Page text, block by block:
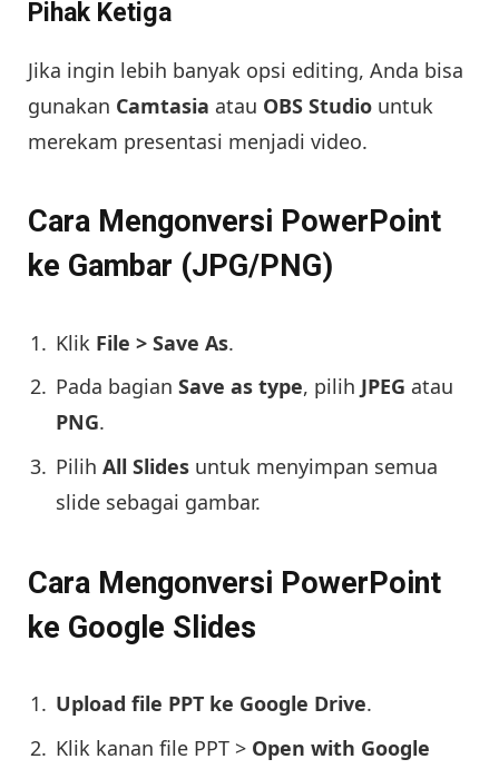
Pihak Ketiga
Jika ingin lebih banyak opsi editing, Anda bisa
gunakan Camtasia atau OBS Studio untuk
merekam presentasi menjadi video.
Cara Mengonversi PowerPoint
ke Gambar (JPG/PNG)
Klik File > Save As.
Pada bagian Save as type, pilih JPEG atau
PNG.
Pilih All Slides untuk menyimpan semua
slide sebagai gambar.
Cara Mengonversi PowerPoint
ke Google Slides
Upload file PPT ke Google Drive.
Klik kanan file PPT > Open with Google